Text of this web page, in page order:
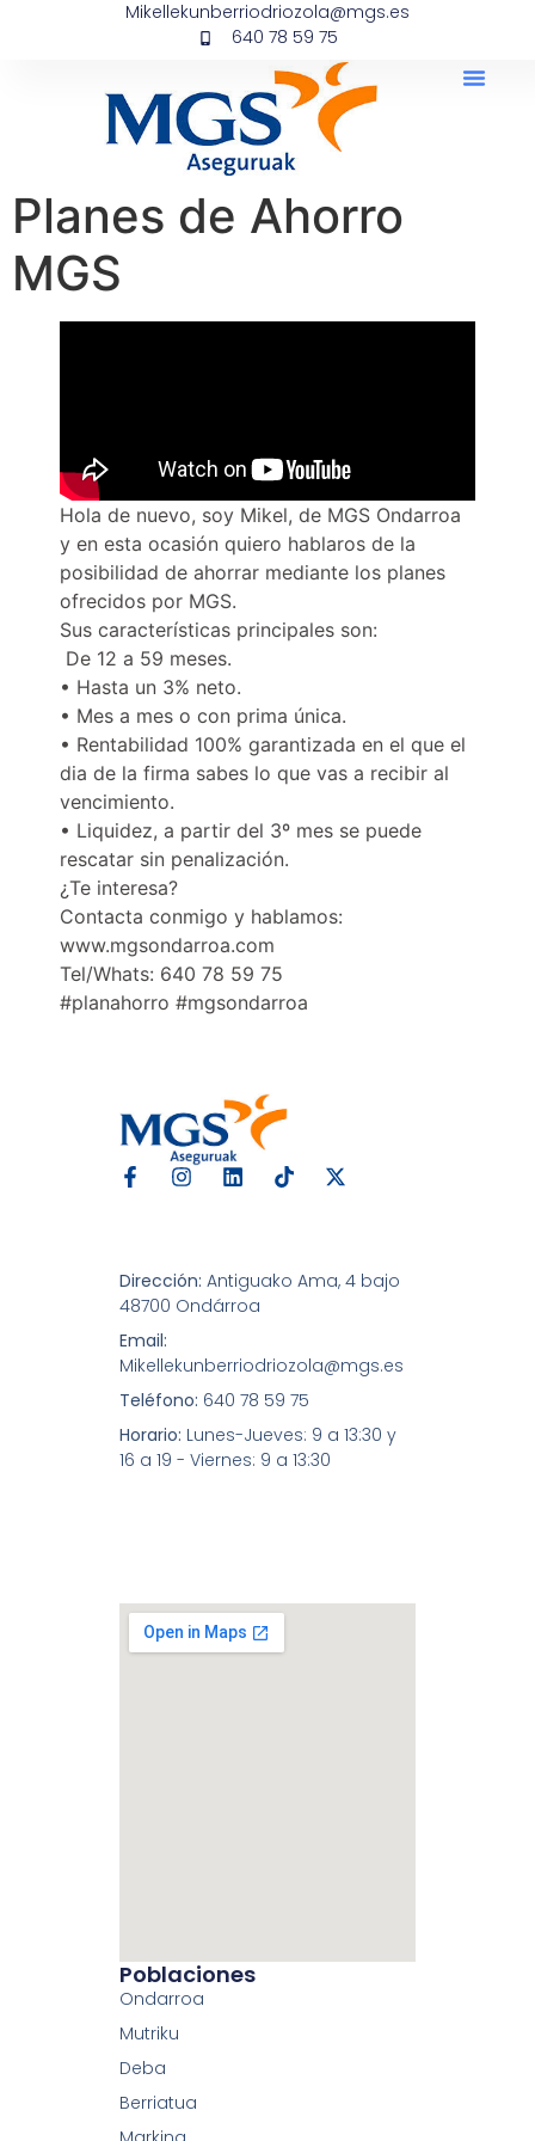
Mikellekunberriodriozola@mgs.es
640 78 59 75
Planes de Ahorro
MGS
Hola de nuevo, soy Mikel, de MGS Ondarroa
y en esta ocasión quiero hablaros de la
posibilidad de ahorrar mediante los planes
ofrecidos por MGS.
Sus características principales son:
⁠ ⁠De 12 a 59 meses.
•⁠ ⁠Hasta un 3% neto.
•⁠ ⁠Mes a mes o con prima única.
•⁠ ⁠Rentabilidad 100% garantizada en el que el
dia de la firma sabes lo que vas a recibir al
vencimiento.
•⁠ ⁠Liquidez, a partir del 3º mes se puede
rescatar sin penalización.
¿Te interesa?
Contacta conmigo y hablamos:
www.mgsondarroa.com
Tel/Whats: 640 78 59 75
#planahorro #mgsondarroa
Dirección: Antiguako Ama, 4 bajo
48700 Ondárroa
Email:
Mikellekunberriodriozola@mgs.es
Teléfono: 640 78 59 75
Horario: Lunes-Jueves: 9 a 13:30 y
16 a 19 - Viernes: 9 a 13:30
Poblaciones
Ondarroa
Mutriku
Deba
Berriatua